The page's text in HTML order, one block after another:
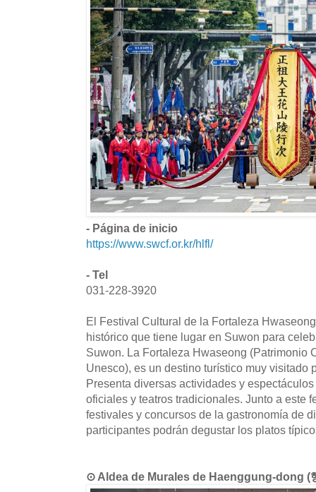
- Página de inicio
https://www.swcf.or.kr/hlfl/
- Tel
031-228-3920
El Festival Cultural de la Fortaleza
histórico que tiene lugar en Suwon para
Suwon. La Fortaleza Hwaseong (Patrimonio
Unesco), es un destino turístico muy visitado
Presenta diversas actividades y
oficiales y teatros tradicionales. Junto a este
festivales y concursos de la gastronomía de
participantes podrán degustar los platos
⊙ Aldea de Murales de Haenggung-dong (